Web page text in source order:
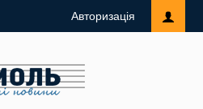
Авторизація